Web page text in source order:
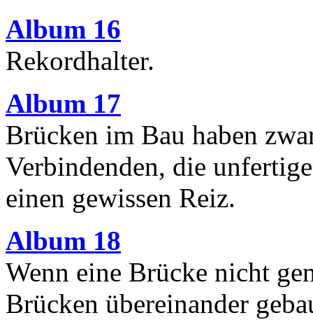
Album 16
Rekordhalter.
Album 17
Brücken im Bau haben
Verbindenden, die
einen gewissen Reiz.
Album 18
Wenn eine Brücke nicht
Brücken übereinander